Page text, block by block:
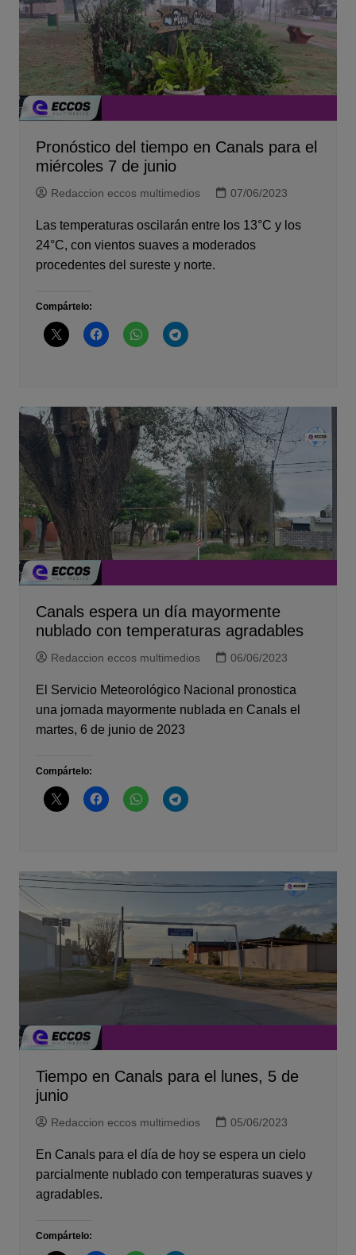
Pronóstico del tiempo en Canals para el
miércoles 7 de junio
Redaccion eccos multimedios 07/06/2023
Las temperaturas oscilarán entre los 13°C y los
24°C, con vientos suaves a moderados
procedentes del sureste y norte.
Compártelo:
Canals espera un día mayormente
nublado con temperaturas agradables
Redaccion eccos multimedios 06/06/2023
El Servicio Meteorológico Nacional pronostica
una jornada mayormente nublada en Canals el
martes, 6 de junio de 2023
Compártelo:
Tiempo en Canals para el lunes, 5 de
junio
Redaccion eccos multimedios 05/06/2023
En Canals para el día de hoy se espera un cielo
parcialmente nublado con temperaturas suaves y
agradables.
Compártelo: